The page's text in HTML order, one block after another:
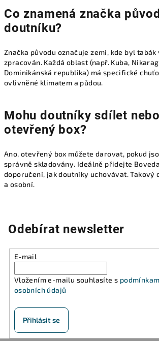
Co znamená značka
doutníku?
Značka původu označuje zemi, kde byl
zpracován. Každá oblast (např. Kuba,
Dominikánská republika) má specifické
ovlivněné klimatem a půdou.
Mohu doutníky sdílet
otevřený box?
Ano, otevřený box můžete darovat, pokud
správně skladovány. Ideálně přidejte
doporučení, jak doutníky uchovávat. Takový
a osobní.
Odebírat newsletter
E-mail
Vložením e-mailu souhlasíte s
osobních údajů
Přihlásit se